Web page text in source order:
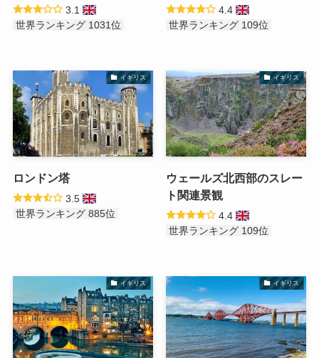
3.1
世界ランキング 1031位
4.4
世界ランキング 109位
イギリス
ロンドン塔
3.5
世界ランキング 885位
イギリス
ウェールズ北西部のスレー
ト関連景観
4.4
世界ランキング 109位
イギリス イギリス